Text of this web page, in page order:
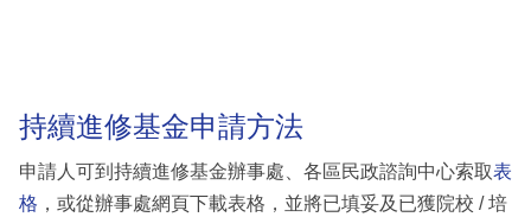
持續進修基金申請方法
申請人可到持續進修基金辦事處、各區民政諮詢中心索取表
格 ，或從辦事處網頁下載表格，並將已填妥及已獲院校 / 培